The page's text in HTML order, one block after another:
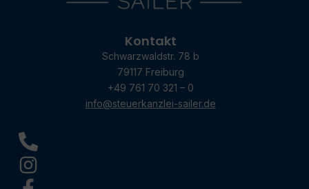
Kontakt
Schwarzwaldstr. 78 b
79117 Freiburg
+49 761 70 321 – 0
info@steuerkanzlei-sailer.de